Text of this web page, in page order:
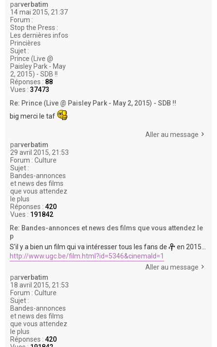
parverbatim
14 mai 2015, 21:37
Forum :
Stop the Press :
Les dernières infos
Princières
Sujet :
Prince (Live @
Paisley Park - May
2, 2015) - SDB !!
Réponses : 88
Vues : 37473
Re: Prince (Live @ Paisley Park - May 2, 2015) - SDB !!
big merci le taf
Aller au message
parverbatim
29 avril 2015, 21:53
Forum : Culture
Sujet :
Bandes-annonces
et news des films
que vous attendez
le plus
Réponses : 420
Vues : 191842
Re: Bandes-annonces et news des films que vous attendez le
p
S'il y a bien un film qui va intéresser tous les fans de
en 2015...
http://www.ugc.be/film.html?id=5346&cinemaId=1
Aller au message
parverbatim
18 avril 2015, 21:53
Forum : Culture
Sujet :
Bandes-annonces
et news des films
que vous attendez
le plus
Réponses : 420